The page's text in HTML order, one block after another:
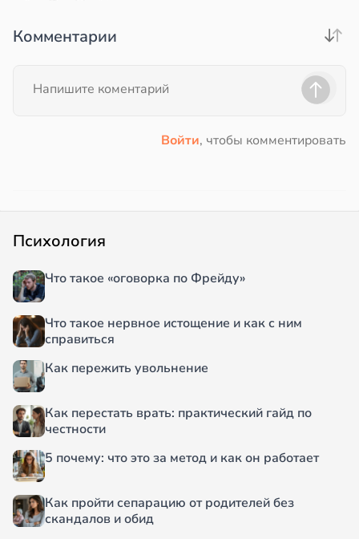
Комментарии
Войти, чтобы комментировать
Психология
Что такое «оговорка по Фрейду»
Что такое нервное истощение и как с ним
справиться
Как пережить увольнение
Как перестать врать: практический гайд по
честности
5 почему: что это за метод и как он работает
Как пройти сепарацию от родителей без
скандалов и обид